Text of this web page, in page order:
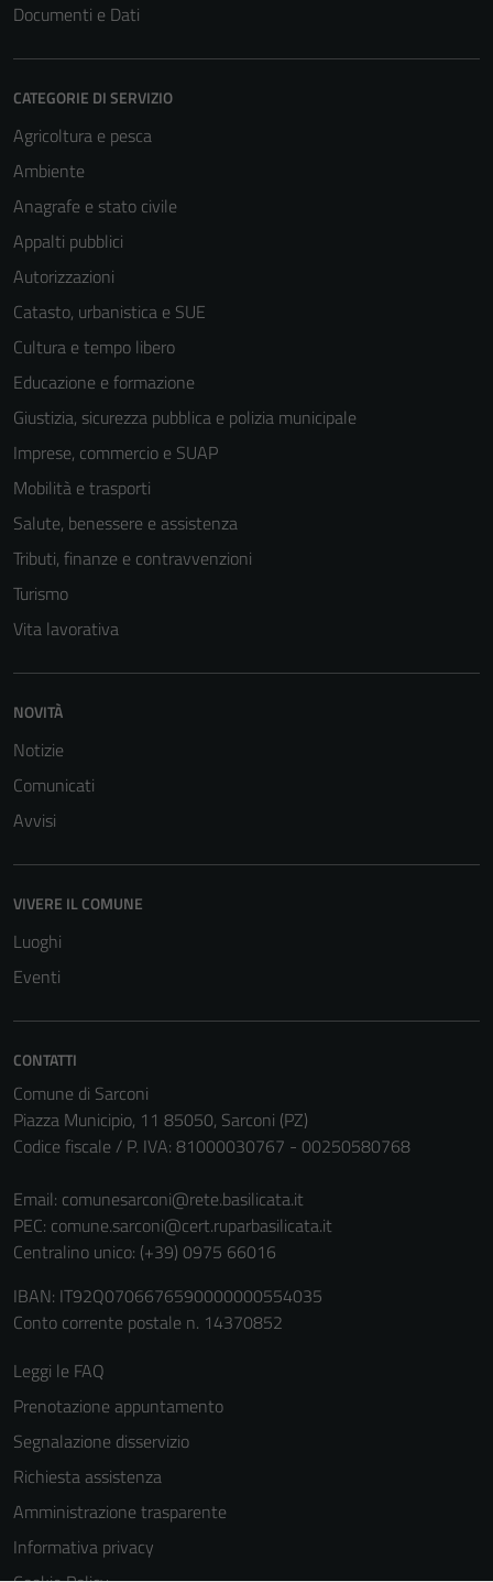
Documenti e Dati
CATEGORIE DI SERVIZIO
Agricoltura e pesca
Ambiente
Anagrafe e stato civile
Appalti pubblici
Autorizzazioni
Catasto, urbanistica e SUE
Cultura e tempo libero
Educazione e formazione
Giustizia, sicurezza pubblica e polizia municipale
Imprese, commercio e SUAP
Mobilità e trasporti
Salute, benessere e assistenza
Tributi, finanze e contravvenzioni
Turismo
Vita lavorativa
NOVITÀ
Notizie
Comunicati
Avvisi
VIVERE IL COMUNE
Luoghi
Eventi
CONTATTI
Comune di Sarconi
Piazza Municipio, 11 85050, Sarconi (PZ)
Codice fiscale / P. IVA: 81000030767 - 00250580768
Email: comunesarconi@rete.basilicata.it
PEC: comune.sarconi@cert.ruparbasilicata.it
Centralino unico: (+39) 0975 66016
IBAN: IT92Q0706676590000000554035
Conto corrente postale n. 14370852
Leggi le FAQ
Prenotazione appuntamento
Segnalazione disservizio
Richiesta assistenza
Amministrazione trasparente
Informativa privacy
sono necessari
per il
del sito e non
possono
Questi cookie